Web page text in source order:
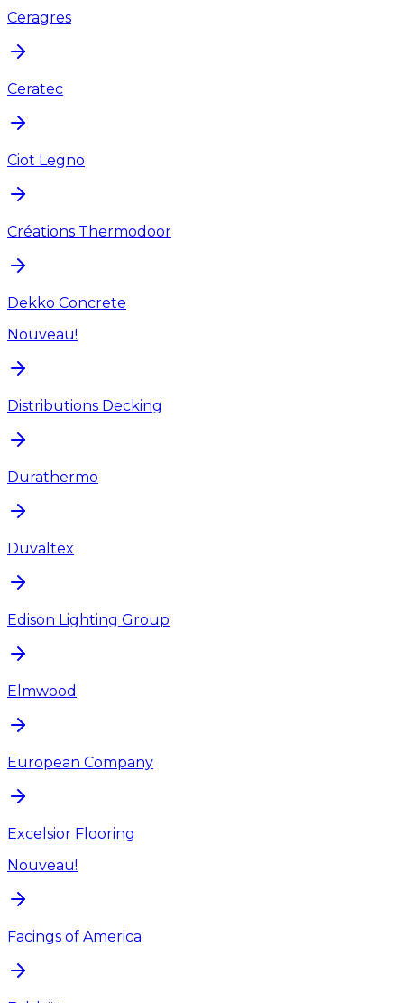
Ceragres
Ceratec
Ciot Legno
Créations Thermodoor
Dekko Concrete
Nouveau!
Distributions Decking
Durathermo
Duvaltex
Edison Lighting Group
Elmwood
European Company
Excelsior Flooring
Nouveau!
Facings of America